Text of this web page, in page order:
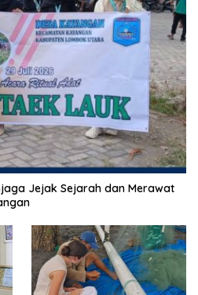
Jejak Sejarah dan Merawat